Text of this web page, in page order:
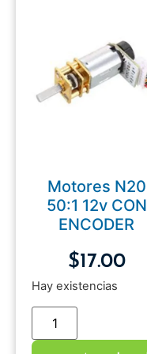
Motores N20
50:1 12v CON
ENCODER
$17.00
Hay existencias